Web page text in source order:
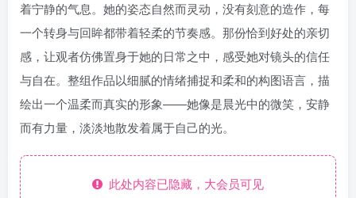
着宁静的气息。她的姿态自然而灵动，没有刻意的造作，每
一个转身与回眸都带着轻柔的节奏感。那份恰到好处的亲切
感，让观者仿佛置身于她的日常之中，感受她对镜头的信任
与自在。整组作品以细腻的情绪捕捉和柔和的构图语言，描
绘出一个温柔而真实的形象——她像是晨光中的微笑，安静
而有力量，淡淡地散发着属于自己的光。
此处内容已隐藏，大会员可见